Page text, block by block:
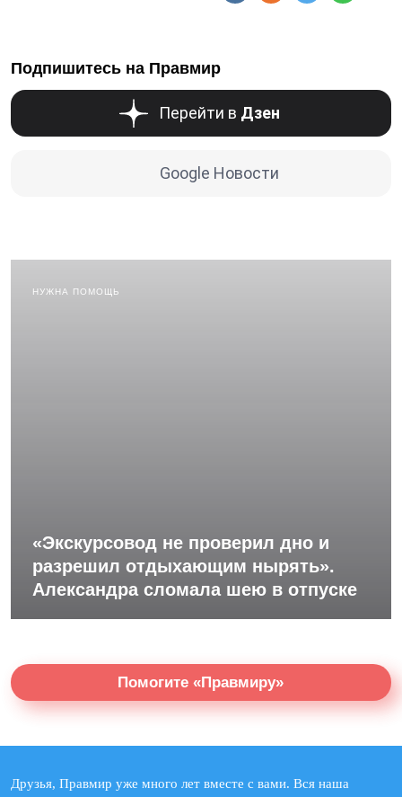
Подпишитесь на Правмир
Перейти в Дзен
Google Новости
НУЖНА ПОМОЩЬ
«Экскурсовод не проверил дно и
разрешил отдыхающим нырять».
Александра сломала шею в отпуске
Помогите «Правмиру»
Друзья, Правмир уже много лет вместе с вами. Вся наша